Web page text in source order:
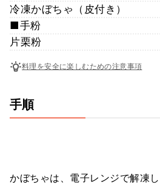
冷凍かぼちゃ（皮付き）
■手粉
片栗粉
料理を安全に楽しむための注意事項
手順
かぼちゃは、電子レンジで解凍